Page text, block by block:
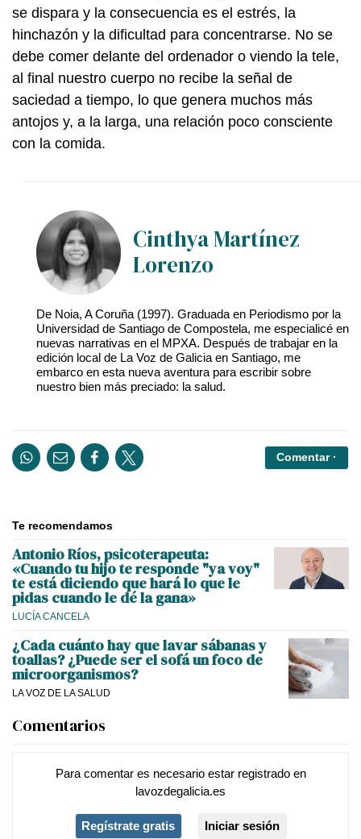
se dispara y la consecuencia es el estrés, la
hinchazón y la dificultad para concentrarse. No se
debe comer delante del ordenador o viendo la tele,
al final nuestro cuerpo no recibe la señal de
saciedad a tiempo, lo que genera muchos más
antojos y, a la larga, una relación poco consciente
con la comida.
Cinthya Martínez
Lorenzo
De Noia, A Coruña (1997). Graduada en Periodismo por la
Universidad de Santiago de Compostela, me especialicé en
nuevas narrativas en el MPXA. Después de trabajar en la
edición local de La Voz de Galicia en Santiago, me
embarco en esta nueva aventura para escribir sobre
nuestro bien más preciado: la salud.
Comentar ·
Te recomendamos
Antonio Ríos, psicoterapeuta:
«Cuando tu hijo te responde "ya voy"
te está diciendo que hará lo que le
pidas cuando le dé la gana»
LUCÍA CANCELA
¿Cada cuánto hay que lavar sábanas y
toallas? ¿Puede ser el sofá un foco de
microorganismos?
LA VOZ DE LA SALUD
Comentarios
Para comentar es necesario estar registradoen
lavozdegalicia.es
Regístrate gratis Iniciar sesión